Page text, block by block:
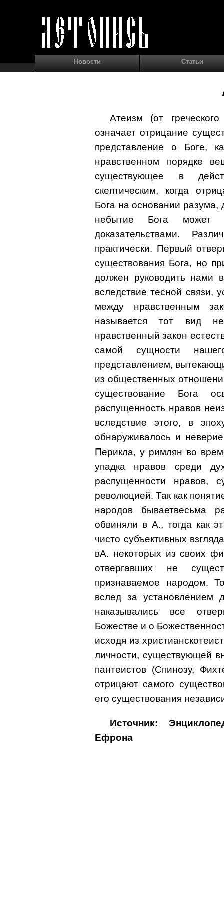
Новости Статьи
Атеизм (от
означает отрицание
представление о Боге,
нравственном порядке
существующее в
скептическим, когда
Бога на основании разума,
небытие Бога может
доказательствами.
практически. Первый
существования Бога, но
должен руководить нами
вследствие тесной связи,
между нравственным
называется тот вид
нравственный закон
самой сущности
представлением,
из общественных
существование Бога
распущенность нравов
вследствие этого, в
обнаруживалось и
Перикла, у римлян во
упадка нравов среди
распущенности нравов,
революцией. Так как
народов бываетвесьма
обвиняли в А., тогда как
чисто субъективных
вА. некоторых из своих
отвергавших не
признаваемое народом.
вслед за установлением
наказывались все
Божестве и о
исходя из
личности, существующей
пантеистов (Спинозу,
отрицают самого
его существования
Источник:
Ефрона